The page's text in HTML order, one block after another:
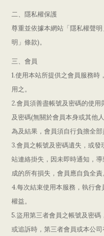
二、隱私權保護
尊重並依據本網站「隱私權聲
明」條款)。
三、會員
1.使用本站所提供之會員服務時
用之。
2.會員須善盡帳號及密碼的使
及密碼(無關於會員本身或其他人
為及結果，會員須自行負擔全部
3.會員之帳號及密碼遺失，或發
站連絡掛失，因未即時通知，
成的所有損失，會員應自負全責
4.每次結束使用本服務，執行
權益。
5.盜用第三者會員之帳號及密碼
或追訴時，第三者會員或本公